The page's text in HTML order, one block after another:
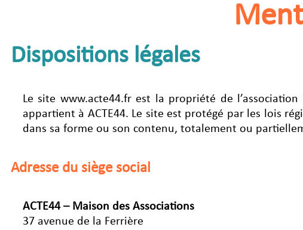
Dispositions légales
Le site www.acte44.fr est la propriété de
appartient à ACTE44. Le site est protégé par les lois
dans sa forme ou son contenu, totalement ou
Adresse du siège social
ACTE44 – Maison des Associations
37 avenue de la Ferrière